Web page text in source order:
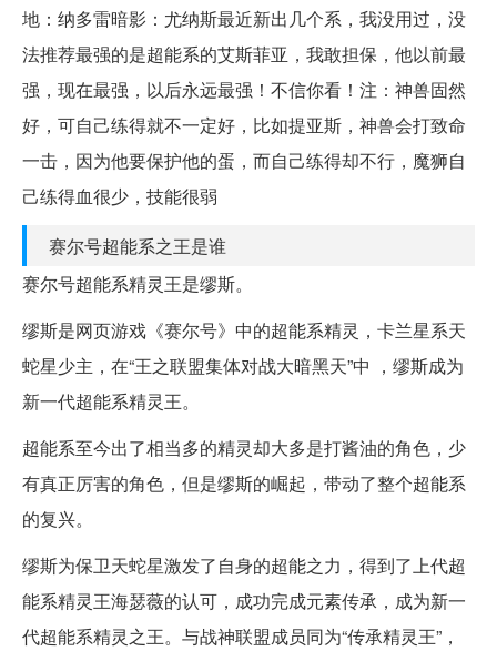
地：纳多雷暗影：尤纳斯最近新出几个系，我没用过，没
法推荐最强的是超能系的艾斯菲亚，我敢担保，他以前最
强，现在最强，以后永远最强！不信你看！注：神兽固然
好，可自己练得就不一定好，比如提亚斯，神兽会打致命
一击，因为他要保护他的蛋，而自己练得却不行，魔狮自
己练得血很少，技能很弱
赛尔号超能系之王是谁
赛尔号超能系精灵王是缪斯。
缪斯是网页游戏《赛尔号》中的超能系精灵，卡兰星系天
蛇星少主，在“王之联盟集体对战大暗黑天”中 ，缪斯成为
新一代超能系精灵王。
超能系至今出了相当多的精灵却大多是打酱油的角色，少
有真正厉害的角色，但是缪斯的崛起，带动了整个超能系
的复兴。
缪斯为保卫天蛇星激发了自身的超能之力，得到了上代超
能系精灵王海瑟薇的认可，成功完成元素传承，成为新一
代超能系精灵之王。与战神联盟成员同为“传承精灵王”，